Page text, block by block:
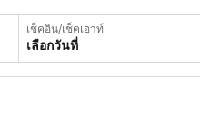
เช็คอิน/เช็คเอาท์
เลือกวันที่